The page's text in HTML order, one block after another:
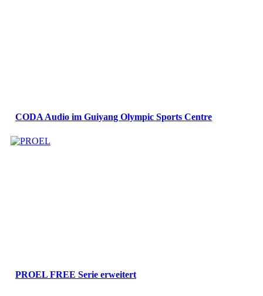
CODA Audio im Guiyang Olympic Sports Centre
PROEL FREE Serie erweitert